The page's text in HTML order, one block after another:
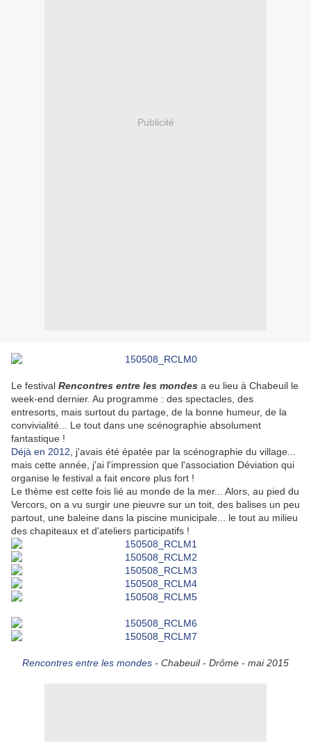
Publicité
Le festival Rencontres entre les mondes a eu lieu à Chabeuil le
week-end dernier. Au programme : des spectacles, des
entresorts, mais surtout du partage, de la bonne humeur, de la
convivialité... Le tout dans une scénographie absolument
fantastique !
Déjà en 2012 , j'avais été épatée par la scénographie du village...
mais cette année, j'ai l'impression que l'association Déviation qui
organise le festival a fait encore plus fort !
Le thème est cette fois lié au monde de la mer... Alors, au pied du
Vercors, on a vu surgir une pieuvre sur un toit, des balises un peu
partout, une baleine dans la piscine municipale... le tout au milieu
des chapiteaux et d'ateliers participatifs !
Rencontres entre les mondes - Chabeuil - Drôme - mai 2015